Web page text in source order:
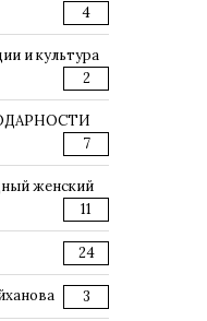
4
и культура
2
7
женский
11
24
3